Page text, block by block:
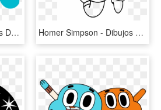
Wave Border Png - Olas De Agua Dibujo, Transparent Png Homer Simpson - Dibujos En Blanco Y Negro De Los Simpson, HD Png Download